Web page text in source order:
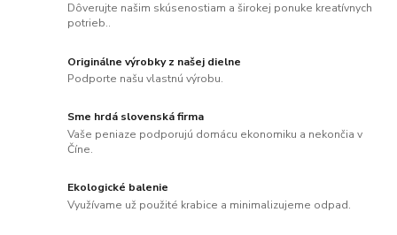
Dôverujte našim skúsenostiam a širokej ponuke kreatívnych
potrieb..
Originálne výrobky z našej dielne
Podporte našu vlastnú výrobu.
Sme hrdá slovenská firma
Vaše peniaze podporujú domácu ekonomiku a nekončia v
Číne.
Ekologické balenie
Využívame už použité krabice a minimalizujeme odpad.